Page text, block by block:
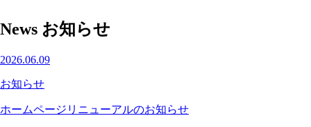
News お知らせ
2026.06.09
お知らせ
ホームページリニューアルのお知らせ